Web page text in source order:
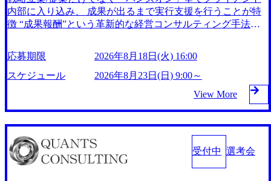
ている方
制度・プロセスは常に改善しながら運用しています。 https://
storage.googleapis.com/our-vision-production.appspot.com/public/i
mages/20250618210645_866ffec2-73b0-4155-bc65-aca473bba9ea
半期に1度）に目標設定を行い、上司との1on1ミーティング
ックを繰り返し行っています。そして、半期に1度、全社員
のパフォーマンス結果をファクトベースで収集し、それらを
「パフォーマンスレビューミーティング」で確認して社員の
ていますので、目標設定には長期的視点を取り入れていま
す。 キャリアビジョン⇒年間目標⇒プロジェクト目標」と
ブレイクダウンして目標設定しています。プロジェクト目標
ルに拘る。完全成果報酬型から始まったコストマネジメント
の今後の展望とは【株式会社プロレド・パートナーズ イン
rm/prored/interview02) プロレド・パートナーズ、「SALES G
ROWTH(売上アップ)」「BPR（業務改善）」のコンサルテ
ィングを完全成果報酬で提供開始国内上場コンサルファーム
として初めて、すべての事業を完全成果報酬化 (https://prtime
s.jp/main/html/rd/p/000000014.000013842.html) プロレド・パー
トナーズ、“考え抜く”をテーマにしたオウンドメディア「thi
nk Out」を開設 (https://prtimes.jp/main/html/rd/p/000000016.0000
13842.html) 株式会社プロレド・パートナーズが法人営業領
域のビジネスマッチングソリューション「Pro-Lead（プロ・
リード）」の提供を開始 (https://prtimes.jp/main/html/rd/p/00000
内部に入り込み、 成果が出るまで実行支援を行うことが特
徴 “成果報酬”という革新的な経営コンサルティング手法と
ロース）に上場、2020年4月には東証一部（現東証プライ
ム）への市場変更を果たす コンサルティングにおいて実現
が難しいとされてきた成果報酬のビジネスモデルは、コンサ
ルティングを提供するかれらが先行してリスクを取り、人件
費（今後は資金・設備・システム）を投資することによって
成り立っている 成功報酬のコンサルティングを軸足に、新
規事業に取り組んでおり、2020年8月には、企業価値向上に
コミットするPEファンド「株式会社ブルパス・キャピタ
ル」を子会社として設立 https://storage.googleapis.com/our-visio
n-production.appspot.com/public/images/20240925165315_bf1293
応募期限
2026年8月18日(火) 16:00
スケジュール
2026年8月23日(日) 9:00～
View More
受付中 選考会